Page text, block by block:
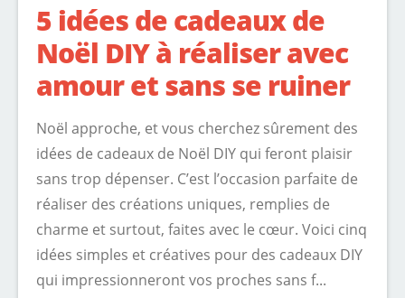
5 idées de cadeaux de
Noël DIY à réaliser avec
amour et sans se ruiner
Noël approche, et vous cherchez sûrement des
idées de cadeaux de Noël DIY qui feront plaisir
sans trop dépenser. C’est l’occasion parfaite de
réaliser des créations uniques, remplies de
charme et surtout, faites avec le cœur. Voici cinq
idées simples et créatives pour des cadeaux DIY
qui impressionneront vos proches sans f...